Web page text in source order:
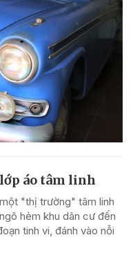
áo tâm linh
"thị trường" tâm linh
hẻm khu dân cư đến
tinh vi, đánh vào nỗi